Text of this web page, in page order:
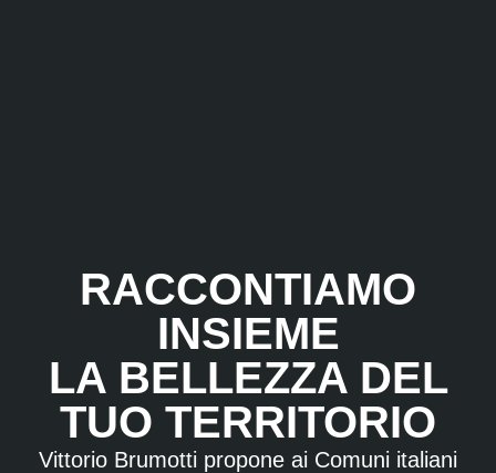
RACCONTIAMO
INSIEME
LA BELLEZZA DEL
TUO TERRITORIO
Vittorio Brumotti propone ai Comuni italiani